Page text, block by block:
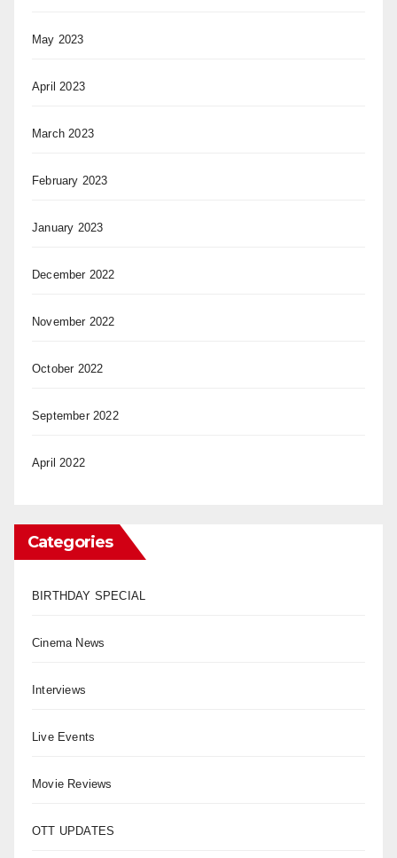
May 2023
April 2023
March 2023
February 2023
January 2023
December 2022
November 2022
October 2022
September 2022
April 2022
Categories
BIRTHDAY SPECIAL
Cinema News
Interviews
Live Events
Movie Reviews
OTT UPDATES